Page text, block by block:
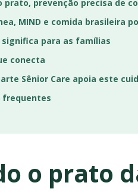
prato, prevenção precisa de
MIND e comida brasileira
significa para as famílias
conecta
Sênior Care apoia este
frequentes
o prato